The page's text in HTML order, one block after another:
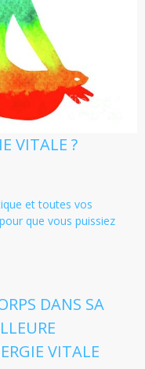
VITALE ?
et toutes vos
que vous puissiez
DANS SA
VITALE